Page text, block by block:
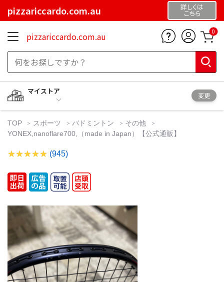
pizzariccardo.com.au 詳しくは
こちら
pizzariccardo.com.au 0
マイストア
変更
TOP スポーツ バドミントン
その他
YONEX,nanoflare700,（made in Japan）【公式通販】
(945)